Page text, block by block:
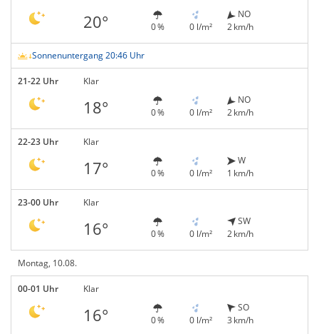
20° 0 % 0 l/m²
NO
2 km/h
Sonnenuntergang 20:46 Uhr
21-22 Uhr Klar
18° 0 % 0 l/m²
NO
2 km/h
22-23 Uhr Klar
17° 0 % 0 l/m²
W
1 km/h
23-00 Uhr Klar
16° 0 % 0 l/m²
SW
2 km/h
Montag, 10.08.
00-01 Uhr Klar
16° 0 % 0 l/m²
SO
3 km/h